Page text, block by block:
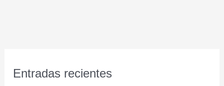
Entradas recientes